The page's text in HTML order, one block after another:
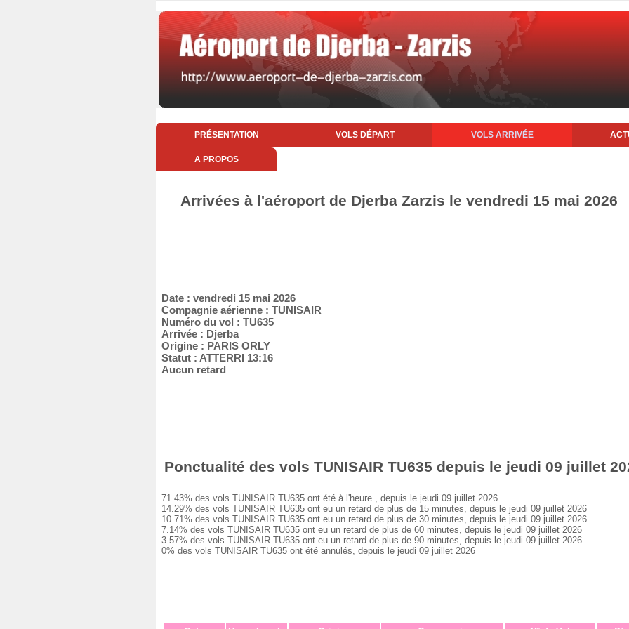
PRÉSENTATION VOLS DÉPART VOLS ARRIVÉE
A PROPOS
Arrivées à l'aéroport de Djerba Zarzis le vendredi 15 mai 2026
Date : vendredi 15 mai 2026
Compagnie aérienne : TUNISAIR
Numéro du vol : TU635
Arrivée : Djerba
Origine : PARIS ORLY
Statut : ATTERRI 13:16
Aucun retard
Ponctualité des vols TUNISAIR TU635 depuis le jeudi 09 juillet
71.43% des vols TUNISAIR TU635 ont été à l'heure , depuis le jeudi 09 juillet 2026
14.29% des vols TUNISAIR TU635 ont eu un retard de plus de 15 minutes, depuis le jeudi 09 juillet 2026
10.71% des vols TUNISAIR TU635 ont eu un retard de plus de 30 minutes, depuis le jeudi 09 juillet 2026
7.14% des vols TUNISAIR TU635 ont eu un retard de plus de 60 minutes, depuis le jeudi 09 juillet 2026
3.57% des vols TUNISAIR TU635 ont eu un retard de plus de 90 minutes, depuis le jeudi 09 juillet 2026
0% des vols TUNISAIR TU635 ont été annulés, depuis le jeudi 09 juillet 2026